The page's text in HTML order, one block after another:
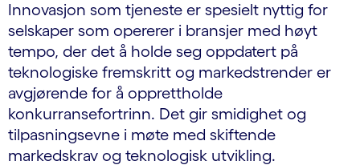
Innovasjon som tjeneste er spesielt nyttig for
selskaper som opererer i bransjer med høyt
tempo, der det å holde seg oppdatert på
teknologiske fremskritt og markedstrender er
avgjørende for å opprettholde
konkurransefortrinn. Det gir smidighet og
tilpasningsevne i møte med skiftende
markedskrav og teknologisk utvikling.